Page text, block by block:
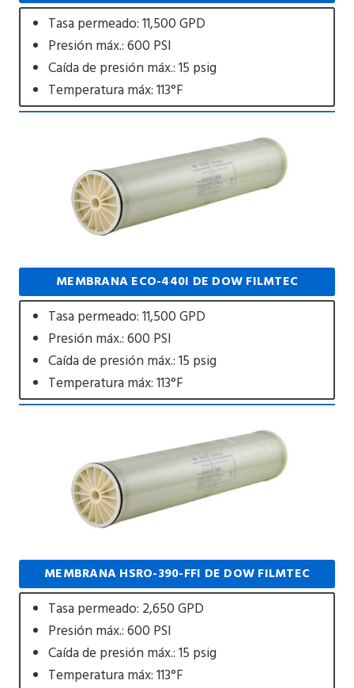
Tasa permeado: 11,500 GPD
Presión máx.: 600 PSI
Caída de presión máx.: 15 psig
Temperatura máx: 113°F
MEMBRANA ECO-440I DE DOW FILMTEC
Tasa permeado: 11,500 GPD
Presión máx.: 600 PSI
Caída de presión máx.: 15 psig
Temperatura máx: 113°F
MEMBRANA HSRO-390-FFI DE DOW FILMTEC
Tasa permeado: 2,650 GPD
Presión máx.: 600 PSI
Caída de presión máx.: 15 psig
Temperatura máx: 113°F